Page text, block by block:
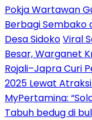
Pokja Wartawan
Berbagi Sembako
Desa SidokoViral
Besar, Warganet
Rojali–Japra Curi
2025 Lewat
MyPertamina:
Tabuh bedug di